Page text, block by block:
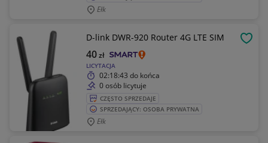
Ełk
D-link DWR-920 Router 4G LTE SIM
LICYTACJA
40zł
02:18:43 do końca
0 osób licytuje
CZĘSTO SPRZEDAJE
SPRZEDAJĄCY: OSOBA PRYWATNA
Ełk